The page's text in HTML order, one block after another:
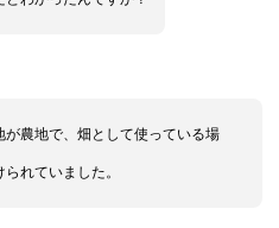
が農地で、畑として使っている場
れていました。